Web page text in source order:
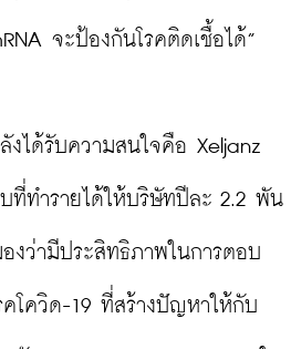
จะป้องกันโรคติดเชื้อได้”
งได้รับความสนใจคือ Xeljanz
บที่ทำรายได้ให้บริษัทปีละ 2.2 พัน
งว่ามีประสิทธิภาพในการตอบ
โควิด-19 ที่สร้างปัญหาให้กับ